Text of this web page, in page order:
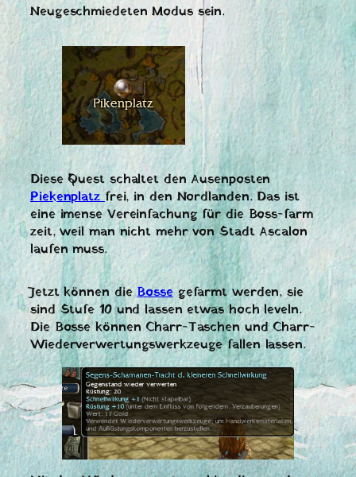
Neugeschmiedeten Modus sein.
Diese Quest schaltet den Ausenposten
Piekenplatzfrei, in den Nordlanden. Das ist
eine imense Vereinfachung für die Boss-farm
zeit, weil man nicht mehr von Stadt Ascalon
laufen muss.
Jetzt können dieBossegefarmt werden, sie
sind Stufe 10 und lassen etwas hoch leveln.
Die Bosse können Charr-Taschen und Charr-
Wiederverwertungswerkzeuge fallen lassen.